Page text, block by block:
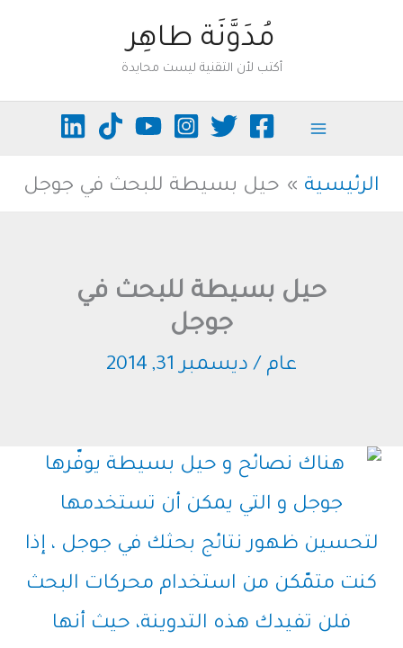
المحتوى
مُدَوَّنَة طاهِر
أكتب لأن التقنية ليست محايدة
الرئيسية حيل بسيطة للبحث في جوجل
حيل بسيطة للبحث في
جوجل
عام / ديسمبر 31, 2014